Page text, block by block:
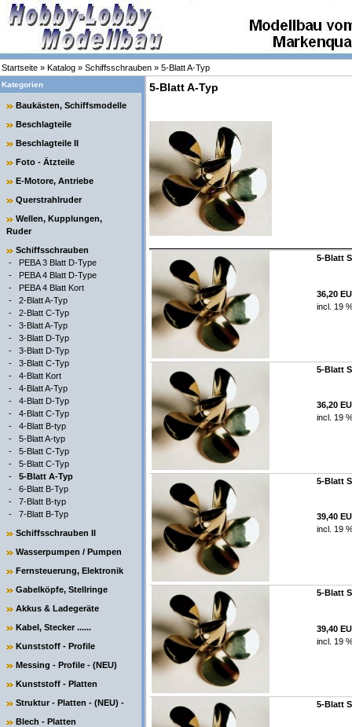
Startseite » Katalog » Schiffsschrauben » 5-Blatt A-Typ
Kategorien
Baukästen, Schiffsmodelle
Beschlagteile
Beschlagteile II
Foto - Ätzteile
E-Motore, Antriebe
Querstrahlruder
Wellen, Kupplungen,
Ruder
Schiffsschrauben
- PEBA 3 Blatt D-Type
- PEBA 4 Blatt D-Type
- PEBA 4 Blatt Kort
- 2-Blatt A-Typ
- 2-Blatt C-Typ
- 3-Blatt A-Typ
- 3-Blatt D-Typ
- 3-Blatt D-Typ
- 3-Blatt C-Typ
- 4-Blatt Kort
- 4-Blatt A-Typ
- 4-Blatt D-Typ
- 4-Blatt C-Typ
- 4-Blatt B-typ
- 5-Blatt A-typ
- 5-Blatt C-Typ
- 5-Blatt C-Typ
- 5-Blatt A-Typ
- 6-Blatt B-Typ
- 7-Blatt B-typ
- 7-Blatt B-Typ
Schiffsschrauben II
Wasserpumpen / Pumpen
Fernsteuerung, Elektronik
Gabelköpfe, Stellringe
Akkus & Ladegeräte
Kabel, Stecker ......
Kunststoff - Profile
Messing - Profile - (NEU)
Kunststoff - Platten
Struktur - Platten - (NEU) -
Blech - Platten
5-Blatt A-Typ
5-Blatt
36,20
incl. 19
5-Blatt
36,20
incl. 19
5-Blatt
39,40
incl. 19
5-Blatt
39,40
incl. 19
5-Blatt